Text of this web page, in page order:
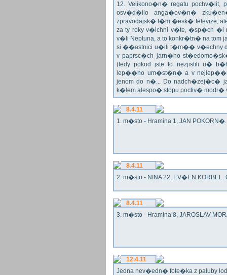
12. Velikono�n� regatu
osv�d�ilo anga�ov�n�
zpravodajsk� t�m �esk� televize,
za ty roky v�ichni v�te, �sp�ch
v�li Neptuna, a to konkr�tn� na tom
si ��astnici u�ili t�m�� v�echny
v paprsc�ch jarn�ho
(tedy pokud jste to nezjistili u�
lep��ho um�st�n� a v
jenom do n�... Do nadch�zej�c�
k�lem alespo� stopu poctiv�
8.4.11
1. m�sto - Hramina 1, JAN
8.4.11
2. m�sto - NINA 22, EV�EN KORBEL.
8.4.11
3. m�sto - Hramina 8, JAROSLAV
12.4.11
Jedna nev�edn� fote�ka z paluby